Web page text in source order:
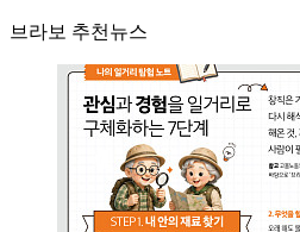
브라보 추천뉴스